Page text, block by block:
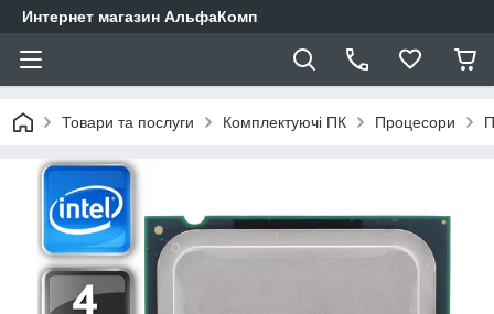
Интернет магазин АльфаКомп
Товари та послуги Комплектуючі ПК Процесори